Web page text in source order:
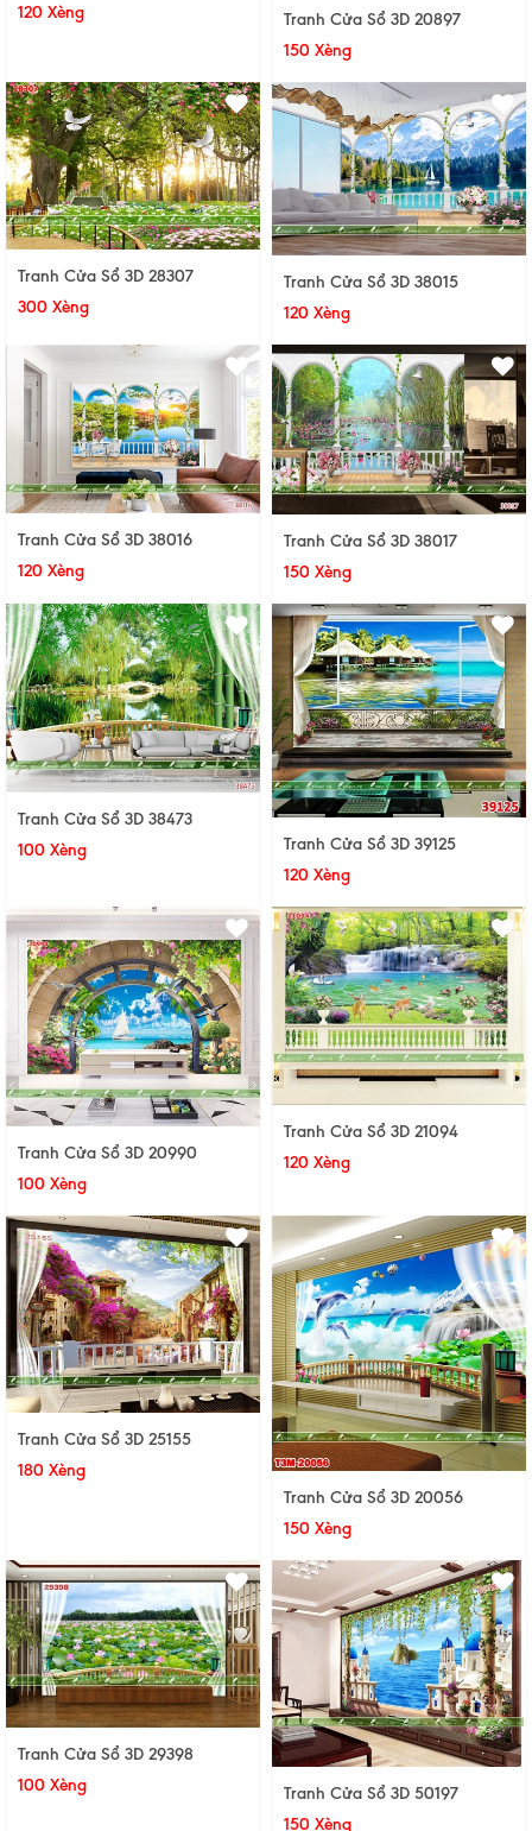
120 Xèng
Tranh Cửa Sổ 3D 20897
150 Xèng
Tranh Cửa Sổ 3D 28307
300 Xèng
Tranh Cửa Sổ 3D 38015
120 Xèng
Tranh Cửa Sổ 3D 38016
120 Xèng
Tranh Cửa Sổ 3D 38017
150 Xèng
Tranh Cửa Sổ 3D 38473
100 Xèng
Tranh Cửa Sổ 3D 39125
120 Xèng
Tranh Cửa Sổ 3D 20990
100 Xèng
Tranh Cửa Sổ 3D 21094
120 Xèng
Tranh Cửa Sổ 3D 25155
180 Xèng
Tranh Cửa Sổ 3D 20056
150 Xèng
Tranh Cửa Sổ 3D 29398
100 Xèng
Tranh Cửa Sổ 3D 50197
150 Xèng